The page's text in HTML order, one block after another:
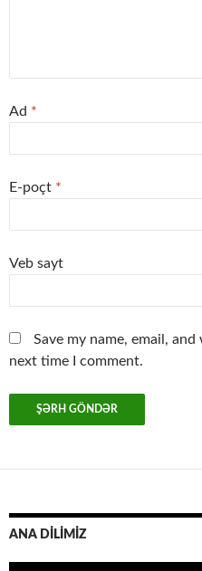
Ad *
E-poçt *
Veb sayt
Save my name, email,
next time I comment.
ANA DİLİMİZ